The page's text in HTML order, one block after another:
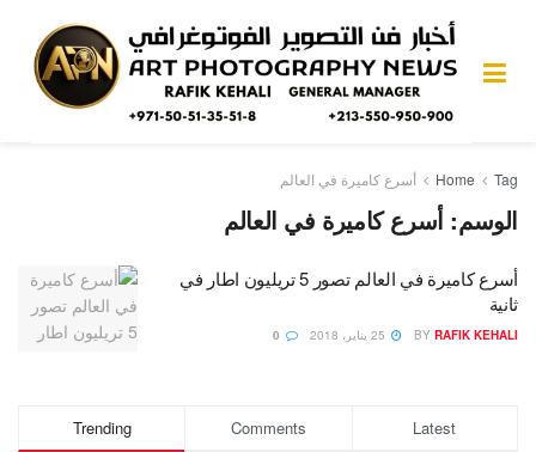
Home Tag أسرع كاميرة في العالم
الوسم:أسرع كاميرة في العالم
أسرع كاميرة في العالم تصور 5 تريليون اطار في
ثانية
BY RAFIK KEHALI
Trending Comments Latest